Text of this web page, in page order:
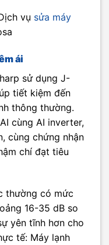
vụ sửa máy
ái
sử dụng J-
tiết kiệm đến
thông thường.
cùng AI inverter,
cùng chứng nhận
chí đạt tiêu
thường có mức
16-35 dB so
yên tĩnh hơn cho
tế: Máy lạnh